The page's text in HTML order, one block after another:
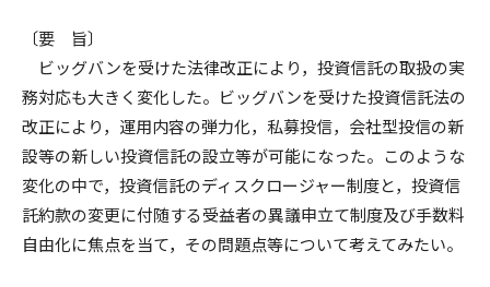
〔要 旨〕
ビッグバンを受けた法律改正により，投資信託の取扱の実
務対応も大きく変化した。ビッグバンを受けた投資信託法の
改正により，運用内容の弾力化，私募投信，会社型投信の新
設等の新しい投資信託の設立等が可能になった。このような
変化の中で，投資信託のディスクロージャー制度と，投資信
託約款の変更に付随する受益者の異議申立て制度及び手数料
自由化に焦点を当て，その問題点等について考えてみたい。